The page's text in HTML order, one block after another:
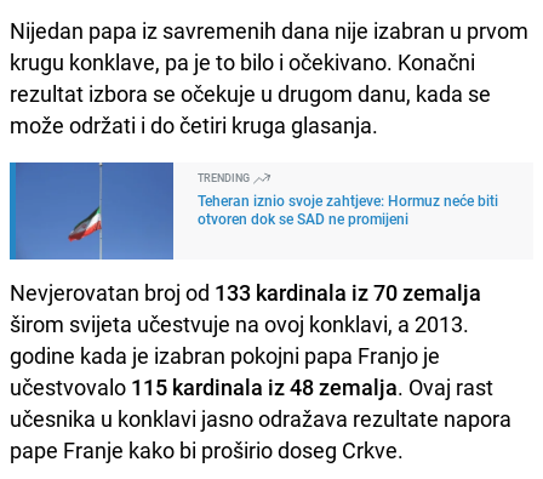
Nijedan papa iz savremenih dana nije izabran u prvom
krugu konklave, pa je to bilo i očekivano. Konačni
rezultat izbora se očekuje u drugom danu, kada se
može održati i do četiri kruga glasanja.
TRENDING
Teheran iznio svoje zahtjeve: Hormuz neće biti
otvoren dok se SAD ne promijeni
Nevjerovatan broj od 133 kardinala iz 70 zemalja
širom svijeta učestvuje na ovoj konklavi, a 2013.
godine kada je izabran pokojni papa Franjo je
učestvovalo 115 kardinala iz 48 zemalja. Ovaj rast
učesnika u konklavi jasno odražava rezultate napora
pape Franje kako bi proširio doseg Crkve.